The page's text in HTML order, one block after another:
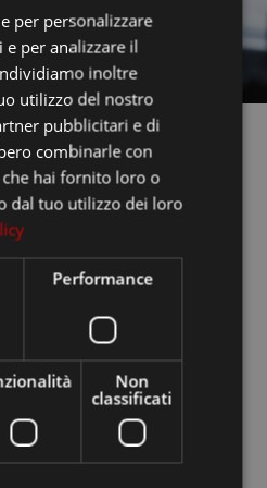
FRANCESE
per personalizzare
per analizzare il
inoltre
utilizzo del nostro
pubblicitari e di
combinarle con
hai fornito loro o
dal tuo utilizzo dei loro
Performance
Non
classificati